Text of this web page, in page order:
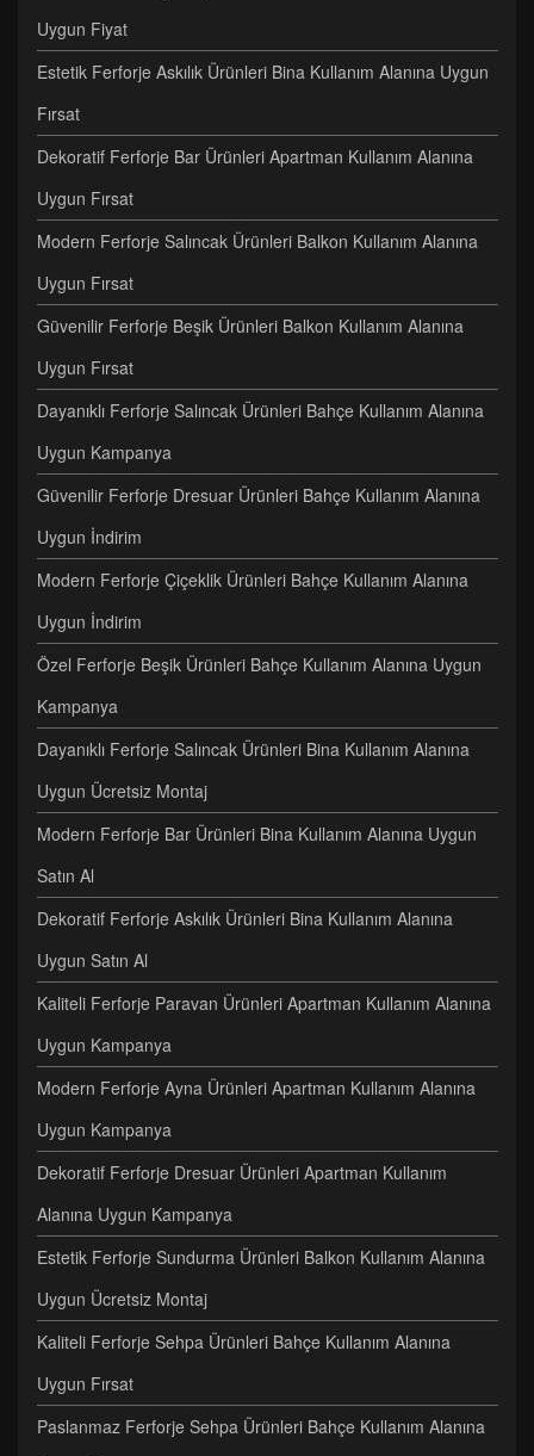
Uygun Fiyat
Estetik Ferforje Askılık Ürünleri Bina Kullanım Alanına Uygun
Fırsat
Dekoratif Ferforje Bar Ürünleri Apartman Kullanım Alanına
Uygun Fırsat
Modern Ferforje Salıncak Ürünleri Balkon Kullanım Alanına
Uygun Fırsat
Güvenilir Ferforje Beşik Ürünleri Balkon Kullanım Alanına
Uygun Fırsat
Dayanıklı Ferforje Salıncak Ürünleri Bahçe Kullanım Alanına
Uygun Kampanya
Güvenilir Ferforje Dresuar Ürünleri Bahçe Kullanım Alanına
Uygun İndirim
Modern Ferforje Çiçeklik Ürünleri Bahçe Kullanım Alanına
Uygun İndirim
Özel Ferforje Beşik Ürünleri Bahçe Kullanım Alanına Uygun
Kampanya
Dayanıklı Ferforje Salıncak Ürünleri Bina Kullanım Alanına
Uygun Ücretsiz Montaj
Modern Ferforje Bar Ürünleri Bina Kullanım Alanına Uygun
Satın Al
Dekoratif Ferforje Askılık Ürünleri Bina Kullanım Alanına
Uygun Satın Al
Kaliteli Ferforje Paravan Ürünleri Apartman Kullanım Alanına
Uygun Kampanya
Modern Ferforje Ayna Ürünleri Apartman Kullanım Alanına
Uygun Kampanya
Dekoratif Ferforje Dresuar Ürünleri Apartman Kullanım
Alanına Uygun Kampanya
Estetik Ferforje Sundurma Ürünleri Balkon Kullanım Alanına
Uygun Ücretsiz Montaj
Kaliteli Ferforje Sehpa Ürünleri Bahçe Kullanım Alanına
Uygun Fırsat
Paslanmaz Ferforje Sehpa Ürünleri Bahçe Kullanım Alanına